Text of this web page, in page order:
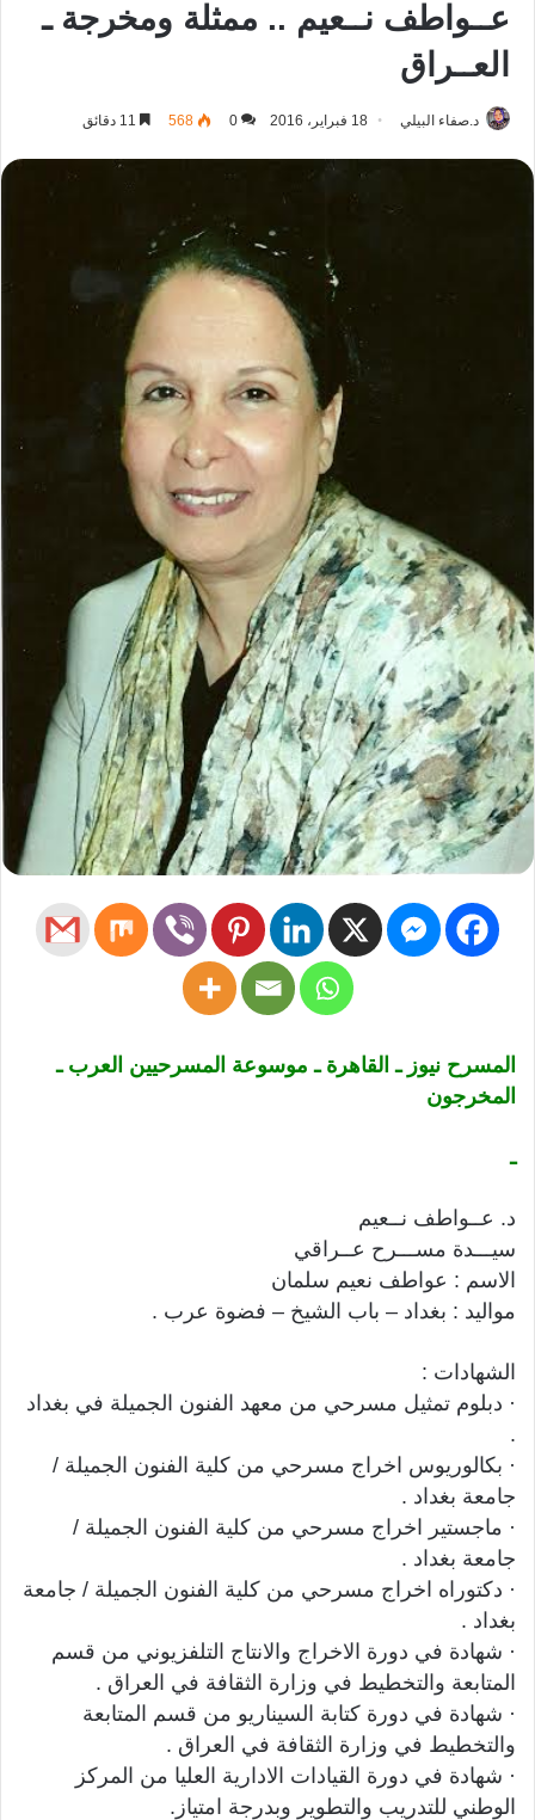
عــواطف نــعيم .. ممثلة ومخرجة ـ
العــراق
د.صفاء البيلي 18 فبراير، 2016 0
568
المسرح نيوز ـ القاهرة ـ موسوعة المسرحيين العرب ـ
المخرجون
ـ
د. عــواطف نــعيم
سيـــدة مســـرح عــراقي
الاسم : عواطف نعيم سلمان
مواليد : بغداد – باب الشيخ – فضوة عرب .
الشهادات :
· دبلوم تمثيل مسرحي من معهد الفنون الجميلة في بغداد
.
· بكالوريوس اخراج مسرحي من كلية الفنون الجميلة /
جامعة بغداد .
· ماجستير اخراج مسرحي من كلية الفنون الجميلة /
جامعة بغداد .
· دكتوراه اخراج مسرحي من كلية الفنون الجميلة / جامعة
بغداد .
· شهادة في دورة الاخراج والانتاج التلفزيوني من قسم
المتابعة والتخطيط في وزارة الثقافة في العراق .
· شهادة في دورة كتابة السيناريو من قسم المتابعة
والتخطيط في وزارة الثقافة في العراق .
· شهادة في دورة القيادات الادارية العليا من المركز
الوطني للتدريب والتطوير وبدرجة امتياز.